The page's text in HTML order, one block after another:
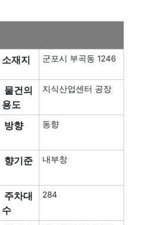
소재지 군포시 부곡동 1246
물건의
용도
지식산업센터 공장
방향 동향
향기준 내부창
주차대
수
284